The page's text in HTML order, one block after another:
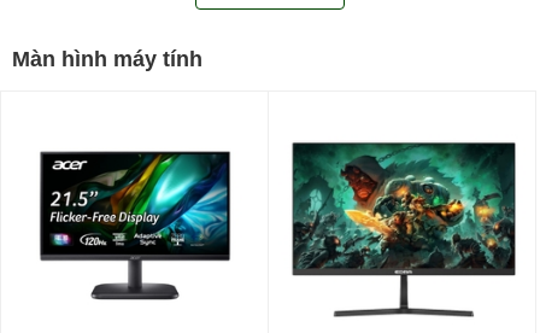
Màn hình máy tính